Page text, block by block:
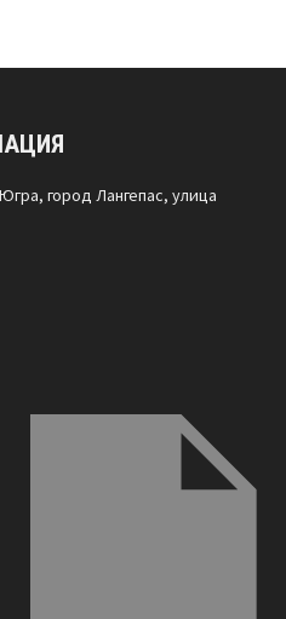
город Лангепас, улица